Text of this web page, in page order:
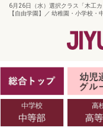
6月26日（水）選択クラス「木工
【自由学園】／ 幼稚園・小学校